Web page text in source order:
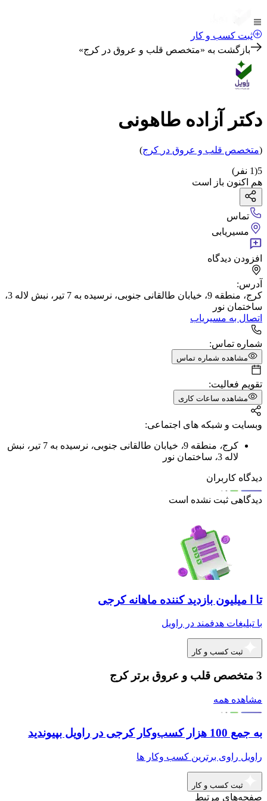
ثبت کسب و کار
بازگشت به «متخصص قلب و عروق در کرج»
دکتر آزاده طاهونی
(متخصص قلب و عروق در کرج)
5
(
1 نفر)
هم اکنون باز است
تماس
مسیریابی
افزودن دیدگاه
آدرس:
کرج، منطقه 9، خیابان طالقانی جنوبی، نرسیده به 7 تیر، نبش لاله 3،
ساختمان نور
اتصال به مسیریاب
شماره تماس:
مشاهده شماره تماس
تقویم فعالیت:
مشاهده ساعات کاری
وبسایت و شبکه های اجتماعی:
کرج، منطقه 9 ، خیابان طالقانی جنوبی، نرسیده به 7 تیر ، نبش
لاله 3
، ساختمان نور
دیدگاه کاربران
دیدگاهی ثبت نشده است
تا ا میلیون بازدید کننده ماهانه کرجی
با تبلیغات هدفمند در راویل
ثبت کسب و کار
3 متخصص قلب و عروق برتر کرج
مشاهده همه
به جمع 100 هزار کسب‌وکار کرجی در راویل بپیوندید
راویل راوی برترین کسب وکار ها
ثبت کسب و کار
صفحه‌های مرتبط